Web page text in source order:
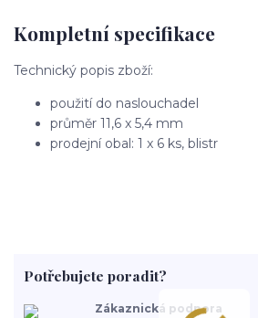
Kompletní specifikace
Technický popis zboží:
použití do naslouchadel
průměr 11,6 x 5,4 mm
prodejní obal: 1 x 6 ks, blistr
Potřebujete poradit?
Zákaznická podpora